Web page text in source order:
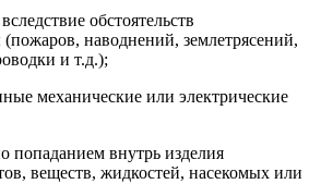
обстоятельств
наводнений, землетрясений,
и т.д.);
механические или электрические
попаданием внутрь изделия
веществ, жидкостей, насекомых или